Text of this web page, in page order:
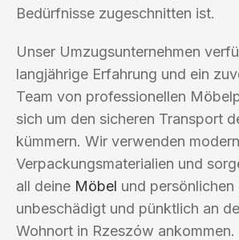
Bedürfnisse zugeschnitten ist.
Unser Umzugsunternehmen
langjährige Erfahrung und ein
Team von professionellen
sich um den sicheren Transport
kümmern. Wir verwenden
Verpackungsmaterialien und
all deine Möbel und persönlichen
unbeschädigt und pünktlich an
Wohnort in Rzeszów ankommen.